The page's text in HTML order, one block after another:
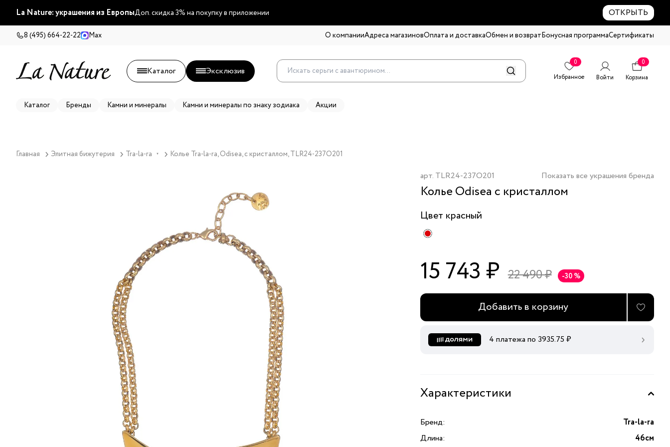
La Nature: украшения из ЕвропыДоп. скидка 3% на покупку в приложении ОТКРЫТЬ
8 (495) 664-22-22 Max О компанииАдреса магазиновОплата и доставкаОбмен и возвратБонусная программаСертификаты
Каталог Эксклюзив
0
Избранное
Войти
0
Корзина
Каталог Бренды Камни и минералы Камни и минералы по знаку зодиака Акции
Главная Элитная бижутерия Tra-la-ra ▼ Колье Tra-la-ra, Odisea, с кристаллом, TLR24-237O201
арт. TLR24-237O201 Показать все украшения бренда
Колье Odisea с кристаллом
Цвет красный
15 743 ₽ 22 490 ₽ -30 %
Добавить в корзину
4 платежа по 3935.75 ₽
Характеристики
Бренд:
Tra-la-ra
Длина:
46см